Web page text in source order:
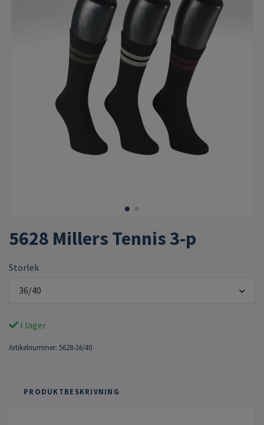
5628 Millers Tennis 3-p
Storlek
36/40
I lager
Artikelnummer: 5628-36/40
PRODUKTBESKRIVNING